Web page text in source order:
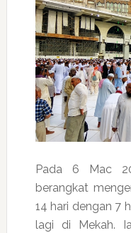
Pada 6 Mac
berangkat
14 hari dengan 7
lagi di Mekah.